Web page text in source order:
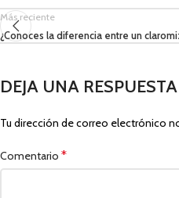
Más reciente
¿Conoces la diferencia entre un
DEJA UNA RESPUESTA
Tu dirección de correo electrónico
Comentario *